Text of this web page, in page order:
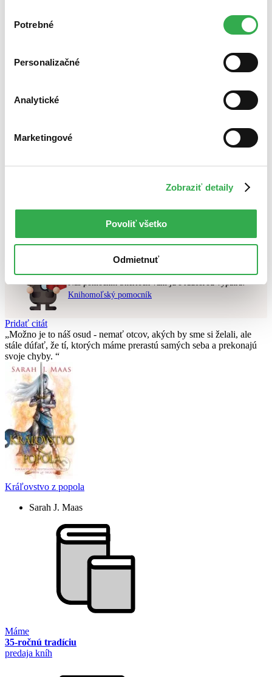
nám pomohlo, keby sme mohli používať všetky tieto
súhlasu
Potrebné
Personalizačné
Analytické
Marketingové
Zobraziť detaily
Povoliť všetko
Odmietnuť
Bestsellery
Najlacnejšie
Skúste prosím zmeniť vyhľadávaný výraz.
Náš pomocník Sherlock vám ju s radosťou vypátra!
Knihomoľský pomocník
Pridať citát
Možno je to náš osud - nemať otcov, akých by sme si želali, ale
stále dúfať, že tí­, ktorých máme prerastú samých seba a prekonajú
svoje chyby.
Kráľovstvo z popola
Sarah J. Maas
Máme
35-ročnú tradíciu
predaja kníh